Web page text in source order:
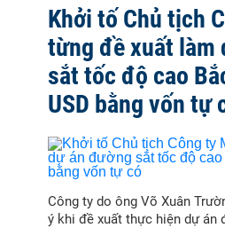
Khởi tố Chủ tịch
từng đề xuất làm
sắt tốc độ cao
USD bằng vốn tự
Công ty do ông Võ Xuân
ý khi đề xuất thực hiện dự